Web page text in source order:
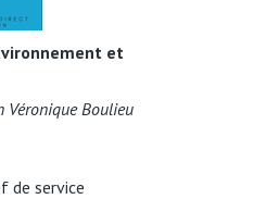
et
Boulieu
de service